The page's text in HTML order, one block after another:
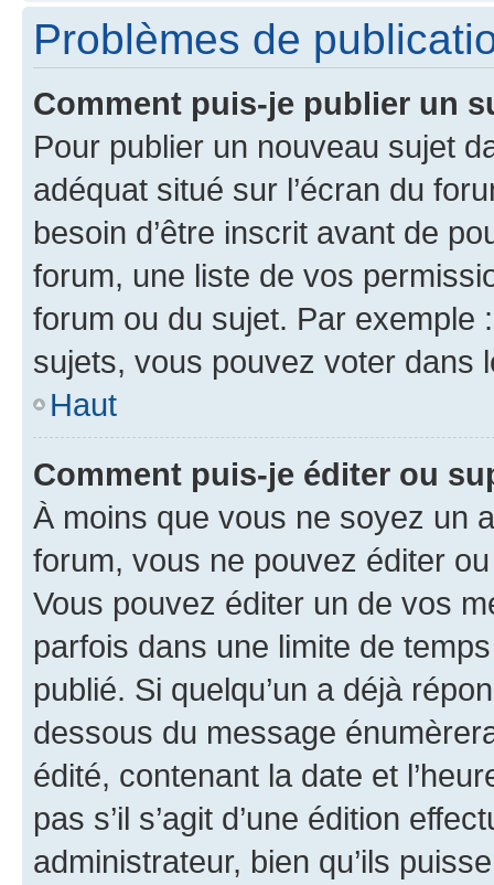
Problèmes de
Comment puis-je publier un
Pour publier un nouveau sujet
adéquat situé sur l’écran du
besoin d’être inscrit avant de
forum, une liste de vos
forum ou du sujet. Par exemple
sujets, vous pouvez voter dans
Haut
Comment puis-je éditer ou
À moins que vous ne soyez un
forum, vous ne pouvez éditer
Vous pouvez éditer un de vos
parfois dans une limite de
publié. Si quelqu’un a déjà
dessous du message
édité, contenant la date et
pas s’il s’agit d’une édition
administrateur, bien qu’ils